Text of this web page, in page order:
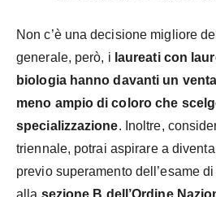
Non c’è una decisione migliore
generale, però, i laureati con
biologia hanno davanti un
meno ampio di coloro che
specializzazione. Inoltre,
triennale, potrai aspirare a
previo superamento dell’esame
alla sezione B dell’Ordine